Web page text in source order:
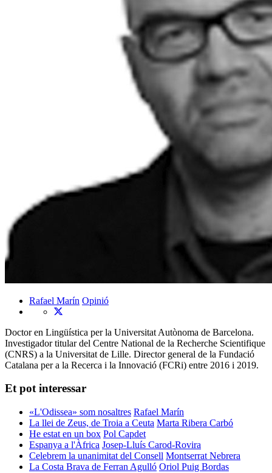
Rafael Marín Opinió
Doctor en Lingüística per la Universitat Autònoma de Barcelona.
Investigador titular del Centre National de la Recherche Scientifique
(CNRS) a la Universitat de Lille. Director general de la Fundació
Catalana per a la Recerca i la Innovació (FCRi) entre 2016 i 2019.
Et pot interessar
«L'Odissea» som nosaltres Rafael Marín
La llei de Zeus, de Troia a Ceuta Marta Ribera Carbó
He estat en un box Pol Capdet
Espanya a l'Àfrica Josep-Lluís Carod-Rovira
Celebrem la unanimitat del Consell Montserrat Nebrera
La Costa Brava de Ferran Agulló Oriol Puig Bordas